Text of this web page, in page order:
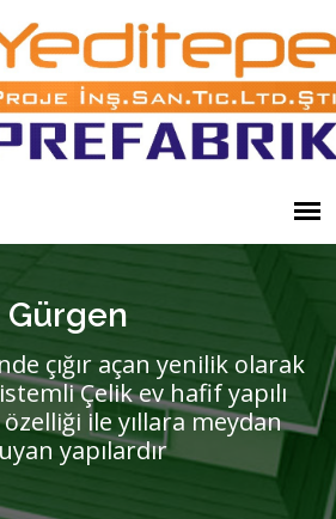
Gürgen
çığır açan yenilik olarak
Çelik ev hafif yapılı
ile yıllara meydan
yapılardır